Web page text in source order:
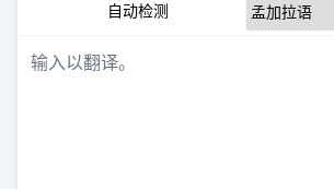
自动检测